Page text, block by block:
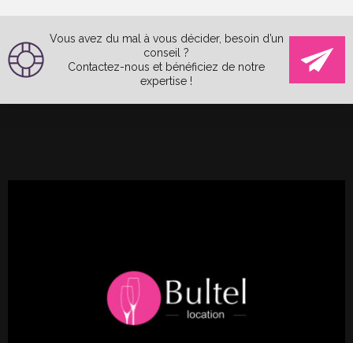
Vous avez du mal à vous décider, besoin d’un
conseil ?
Contactez-nous et bénéficiez de notre
expertise !